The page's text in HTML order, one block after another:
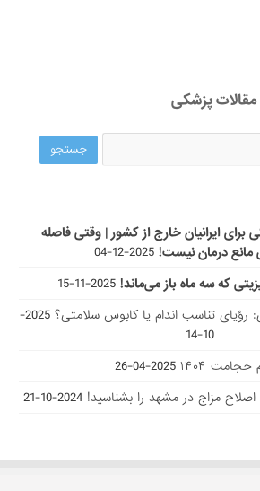
مانع درمان نیست!
10-14
۱۴۰۴
2025-04-26
2024-10-21
طب
جسم و روان، به صورت تخصصی در زمینه
حفاظت از مردم در برابر انواع مختلف
داشته و همچنین مرجع قابل اعتماد اخبار